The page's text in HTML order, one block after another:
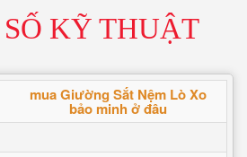
KỸ THUẬT
mua Giường Sắt Nệm Lò Xo
bảo minh ở đâu